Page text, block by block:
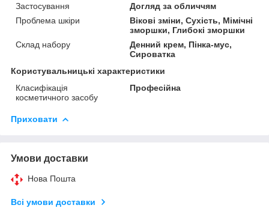
Застосування
Догляд за обличчям
Проблема шкіри
Вікові зміни, Сухість, Мімічні
зморшки, Глибокі зморшки
Склад набору
Денний крем, Пінка-мус,
Сироватка
Користувальницькі характеристики
Класифікація
косметичного засобу
Професійна
Приховати
Умови доставки
Нова Пошта
Всі умови доставки